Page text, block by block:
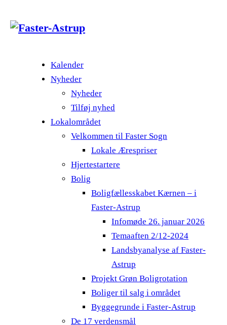
Kalender
Nyheder
Nyheder
Tilføj nyhed
Lokalområdet
Velkommen til Faster Sogn
Lokale Ærespriser
Hjertestartere
Bolig
Boligfællesskabet Kærnen – i
Faster-Astrup
Infomøde 26. januar 2026
Temaaften 2/12-2024
Landsbyanalyse af Faster-
Astrup
Projekt Grøn Boligrotation
Boliger til salg i området
Byggegrunde i Faster-Astrup
De 17 verdensmål